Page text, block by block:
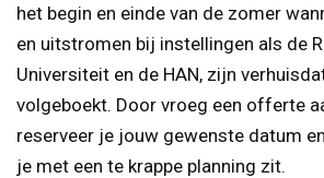
het begin en einde van de zomer
en uitstromen bij instellingen als de
Universiteit en de HAN, zijn
volgeboekt. Door vroeg een offerte
reserveer je jouw gewenste datum
je met een te krappe planning zit.